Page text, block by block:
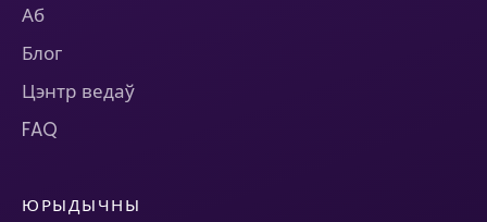
Аб
Блог
Цэнтр ведаў
FAQ
ЮРЫДЫЧНЫ